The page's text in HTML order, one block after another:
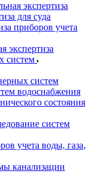
экспертиза
для суда
приборов учета
экспертиза
систем
систем
водоснабжения
состояния
систем
учета воды, газа,
канализации